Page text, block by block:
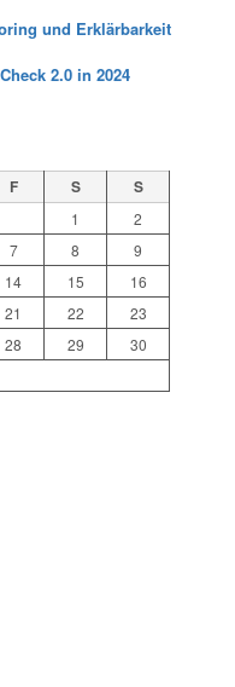
und Erklärbarkeit
2.0 in 2024
F S S
1
2
7 8
9
14 15
16
21 22
23
28 29
30